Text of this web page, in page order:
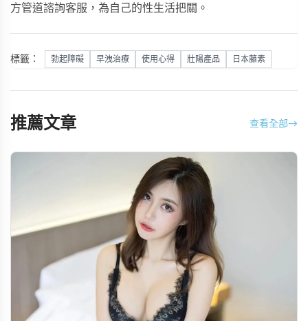
方管道諮詢客服，為自己的性生活把關。
標籤： 勃起障礙 早洩治療 使用心得 壯陽產品 日本藤素
推薦文章 查看全部→